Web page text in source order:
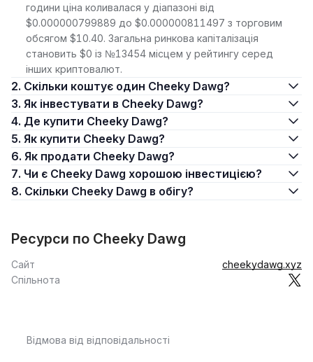
години ціна коливалася у діапазоні від
$0.000000799889 до $0.000000811497 з торговим
обсягом $10.40. Загальна ринкова капіталізація
становить $0 із №13454 місцем у рейтингу серед
інших криптовалют.
2. Скільки коштує один Cheeky Dawg?
3. Як інвестувати в Cheeky Dawg?
4. Де купити Cheeky Dawg?
5. Як купити Cheeky Dawg?
6. Як продати Cheeky Dawg?
7. Чи є Cheeky Dawg хорошою інвестицією?
8. Скільки Cheeky Dawg в обігу?
Ресурси по Cheeky Dawg
Сайт
cheekydawg.xyz
Спільнота
Відмова від відповідальності